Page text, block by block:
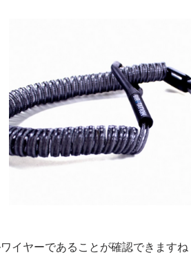
イヤーであることが確認できますね